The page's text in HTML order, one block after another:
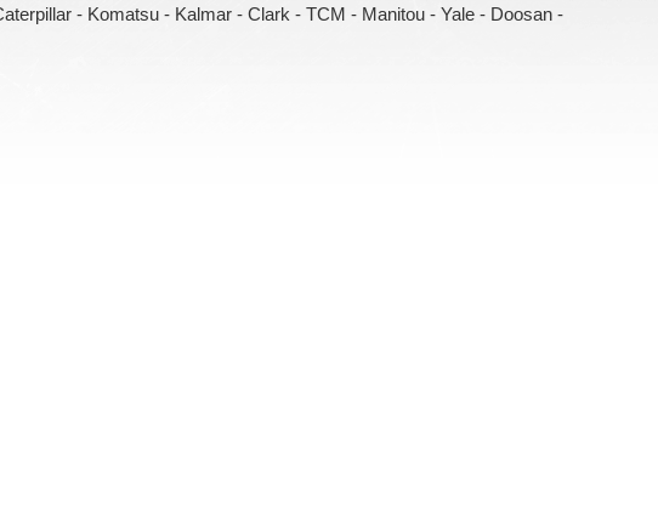
- Komatsu - Kalmar - Clark - TCM - Manitou - Yale - Doosan -